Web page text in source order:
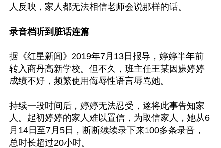
人反映，家人都无法相信老师会说那样的话。
录音档听到脏话连篇
据《红星新闻》2019年7月13日报导，婷婷半年前
转入商丹高新学校。但不久，班主任王某因嫌婷婷
成绩不好，频繁使用侮辱性语言辱骂她。
持续一段时间后，婷婷无法忍受，遂将此事告知家
人。起初婷婷的家人难以置信，为取信家人，她从6
月14日至7月5日，断断续续录下来100多条录音，
总时长超过20小时。